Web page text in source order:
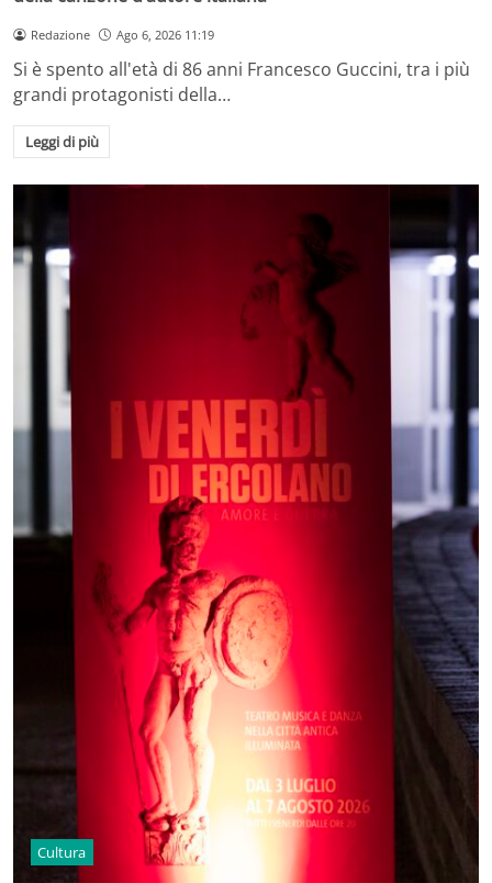
Redazione Ago 6, 2026 11:19
Si è spento all'età di 86 anni Francesco Guccini, tra i più
grandi protagonisti della…
Leggi di più
Cultura